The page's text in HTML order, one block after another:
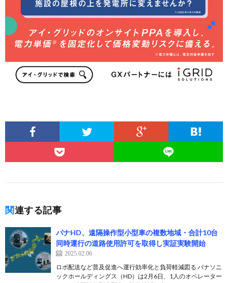
関連する記事
パナHD、遠隔操作型小型車の複数地域・合計10台
同時運行の道路使用許可を取得し実証実験開始
2025.02.06
ロボ配送など普及促進へ運行効率化と負荷軽減図る パナソニ
ックホールディングス（HD）は2月6日、1人のオペレーター